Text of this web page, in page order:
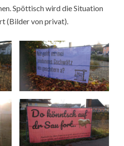
Spöttisch wird die Situation
(Bilder von privat).